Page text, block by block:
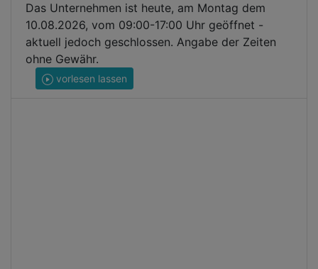
Das Unternehmen ist heute, am Montag dem
10.08.2026, vom 09:00-17:00 Uhr geöffnet -
aktuell jedoch geschlossen. Angabe der Zeiten
ohne Gewähr.
vorlesen lassen